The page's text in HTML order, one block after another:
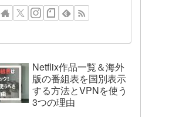
Netflix作品一覧＆海外
版の番組表を国別表示
する方法とVPNを使う
3つの理由